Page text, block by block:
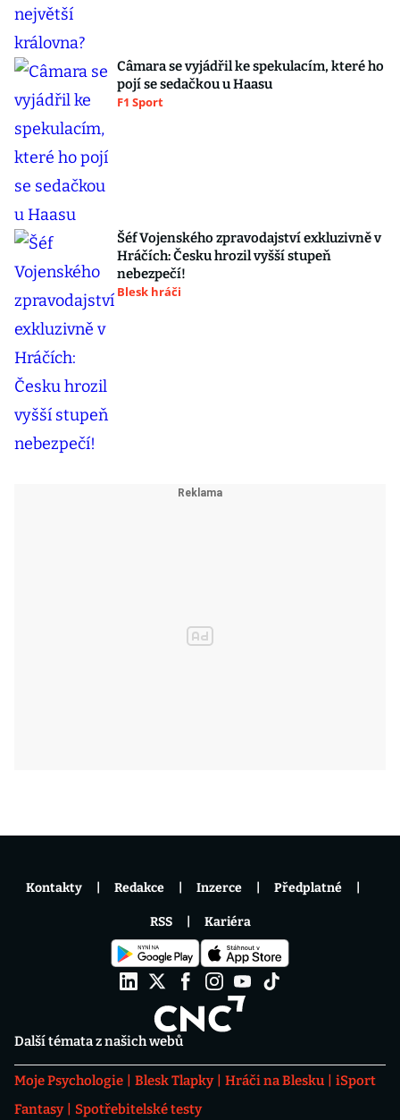
Câmara se vyjádřil ke spekulacím, které ho
pojí se sedačkou u Haasu
F1 Sport
Šéf Vojenského zpravodajství exkluzivně v
Hráčích: Česku hrozil vyšší stupeň
nebezpečí!
Blesk hráči
Další témata z našich webů
Moje Psychologie Blesk Tlapky Hráči na Blesku
iSport
Fantasy
Spotřebitelské testy
Kontakty Redakce Inzerce Předplatné
RSS Kariéra